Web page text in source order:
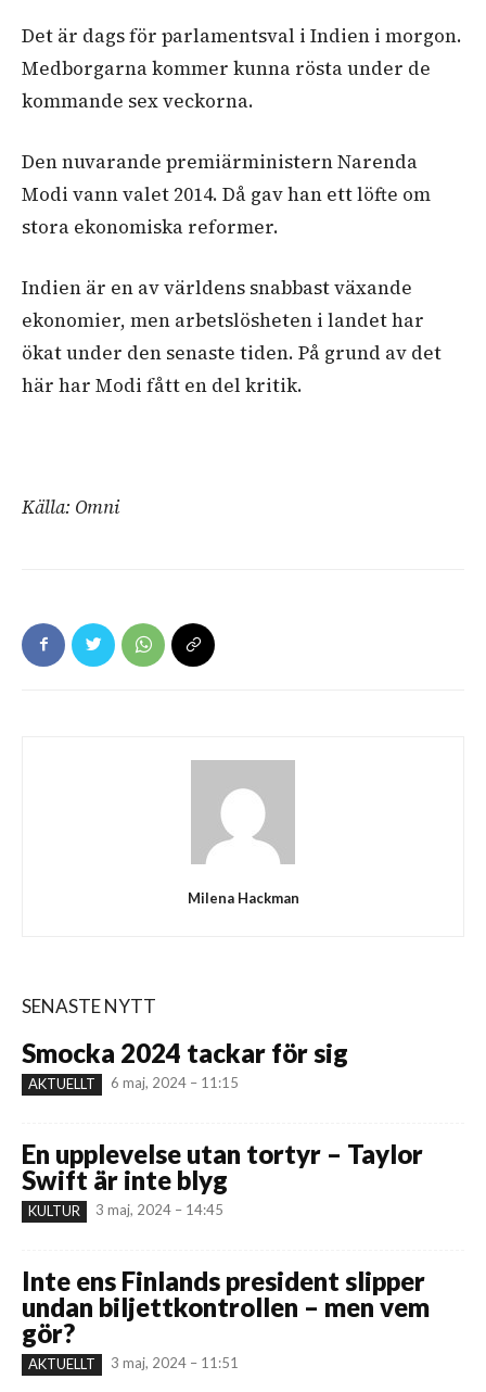
Det är dags för parlamentsval i Indien i morgon.
Medborgarna kommer kunna rösta under de
kommande sex veckorna.
Den nuvarande premiärministern Narenda
Modi vann valet 2014. Då gav han ett löfte om
stora ekonomiska reformer.
Indien är en av världens snabbast växande
ekonomier, men arbetslösheten i landet har
ökat under den senaste tiden. På grund av det
här har Modi fått en del kritik.
Källa: Omni
Milena Hackman
SENASTE NYTT
Smocka 2024 tackar för sig
AKTUELLT 6 maj, 2024 – 11:15
En upplevelse utan tortyr – Taylor
Swift är inte blyg
KULTUR 3 maj, 2024 – 14:45
Inte ens Finlands president slipper
undan biljettkontrollen – men vem
gör?
AKTUELLT 3 maj, 2024 – 11:51